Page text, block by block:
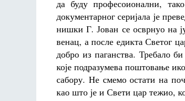
да буду професоионални,
документарног серијала је
нишки Г. Јован се осврнуо на
венац, а после едикта Светог
добро из паганства. Требало
које подразумева поштовање
сабору. Не смемо остати на
као што је и Свети цар тежио,